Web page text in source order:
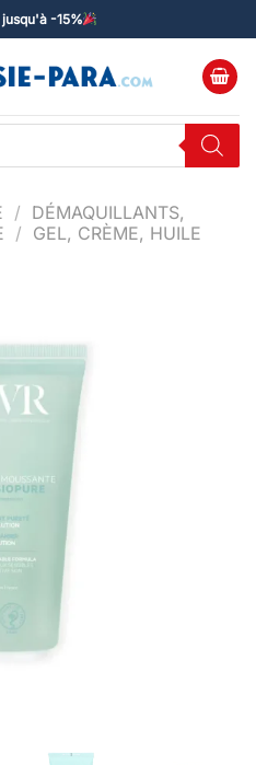
jusqu'à -15%
/ DÉMAQUILLANTS,
/ GEL, CRÈME, HUILE